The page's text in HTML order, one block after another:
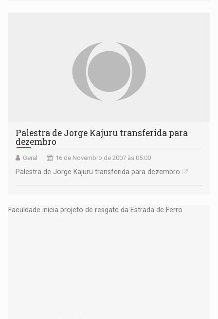
Palestra de Jorge Kajuru transferida para
dezembro
Geral 16 de Novembro de 2007 às 05:00
Palestra de Jorge Kajuru transferida para dezembro